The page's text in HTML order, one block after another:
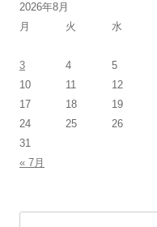
2026年8月
月
火 水
« 7月
3
4 5
10
11 12
17
18 19
24
25 26
31